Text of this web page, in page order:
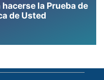
la Prueba de
de Usted